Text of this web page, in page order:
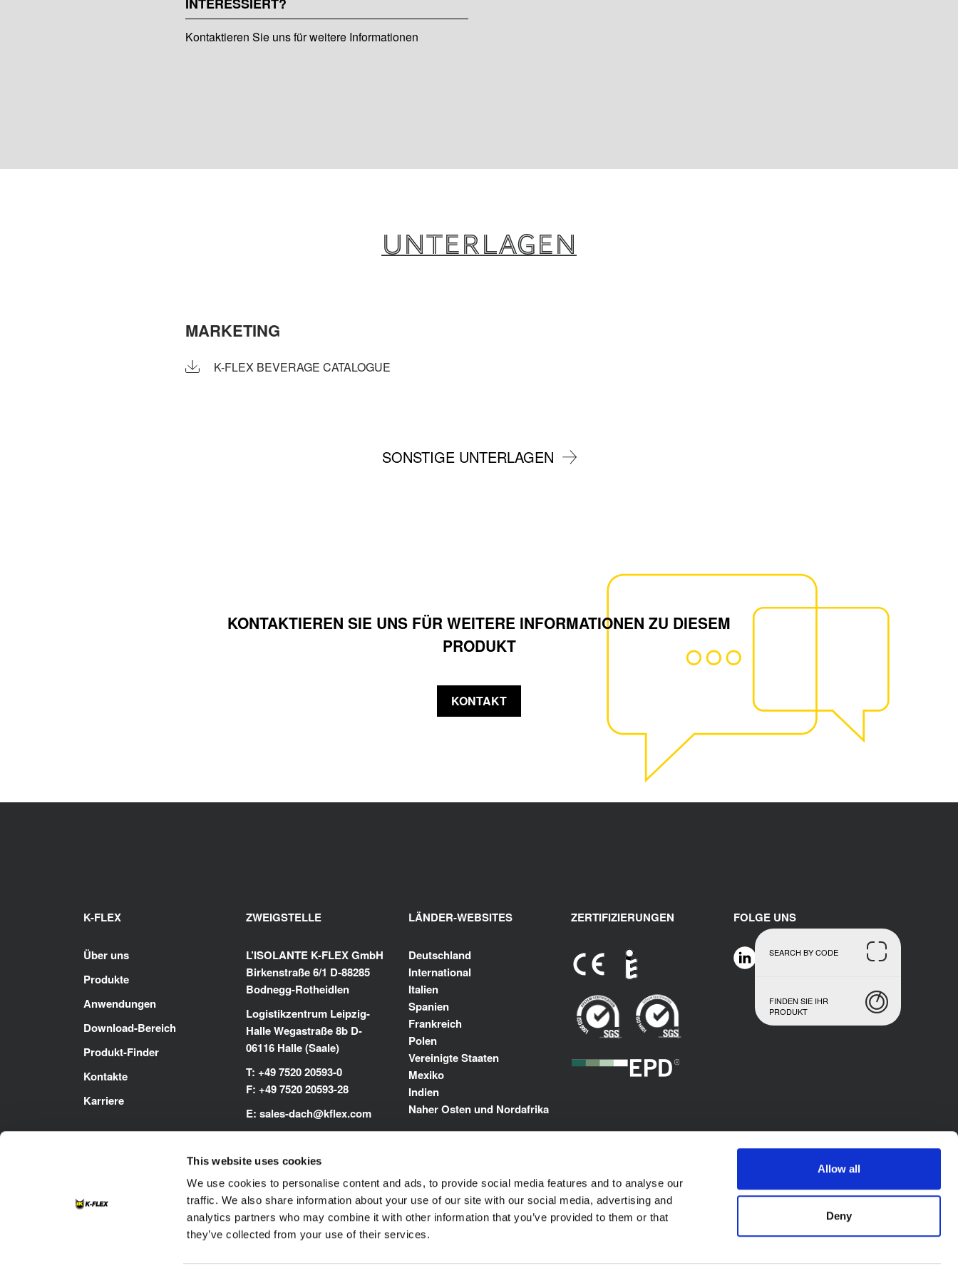
This website uses cookies
We use cookies to personalise content and ads, to provide social media features and to analyse our
traffic. We also share information about your use of our site with our social media, advertising and
analytics partners who may combine it with other information that you’ve provided to them or that
they’ve collected from your use of their services.
Allow all
Deny
SEARCH BY CODE
FINDEN SIE IHR
PRODUKT
INTERESSIERT?
Kontaktieren Sie uns für weitere Informationen
Unterlagen
MARKETING
K-FLEX BEVERAGE CATALOGUE
SONSTIGE UNTERLAGEN
KONTAKTIEREN SIE UNS FÜR WEITERE INFORMATIONEN ZU DIESEM
PRODUKT
KONTAKT
K-FLEX
Über uns
Produkte
Anwendungen
Download-Bereich
Produkt-Finder
Kontakte
Karriere
ZWEIGSTELLE
L’ISOLANTE K-FLEX GmbH
Birkenstraße 6/1 D-88285
Bodnegg-Rotheidlen
Logistikzentrum Leipzig-
Halle Wegastraße 8b D-
06116 Halle (Saale)
T: +49 7520 20593-0
F: +49 7520 20593-28
E: sales-dach@kflex.com
LÄNDER-WEBSITES
Deutschland
International
Italien
Spanien
Frankreich
Polen
Vereinigte Staaten
Mexiko
Indien
Naher Osten und Nordafrika
ZERTIFIZIERUNGEN FOLGE UNS
Cookie-Richtlinie
Datenschutz-Bestimmungen
© 1989-2025 L'ISOLANTE K-FLEX S.p.A. - P.l. IT02423640966. Alle Rechte